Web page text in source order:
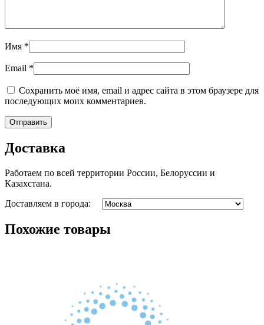
Имя *
Email *
Сохранить моё имя, email и адрес сайта в этом браузере для
последующих моих комментариев.
Доставка
Работаем по всей территории России, Белоруссии и
Казахстана.
Доставляем в города:
Похожие товары